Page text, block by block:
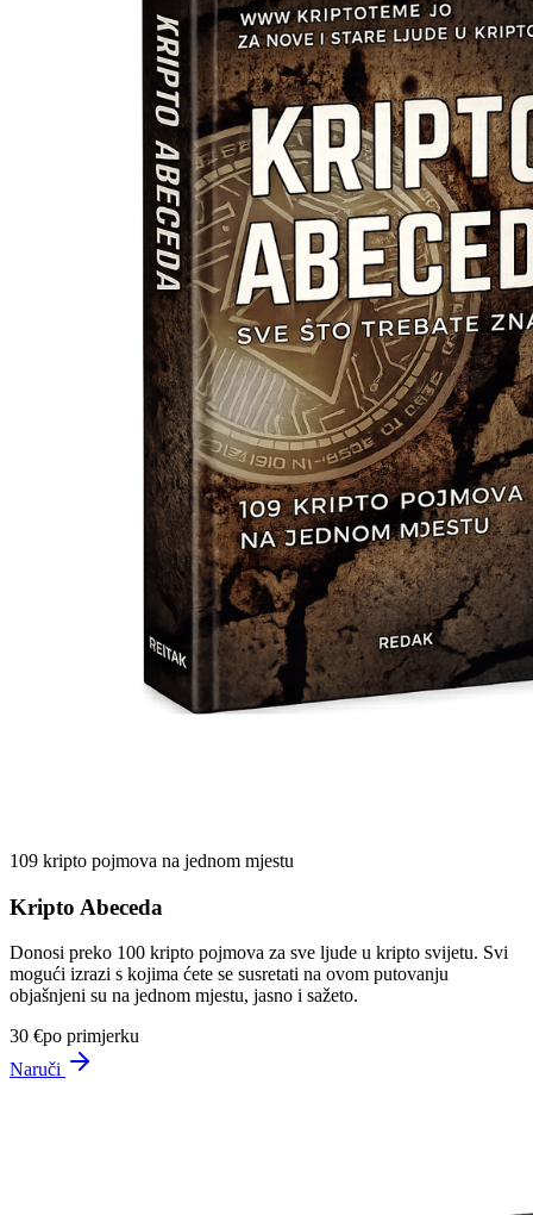
109 kripto pojmova na jednom mjestu
Kripto Abeceda
Donosi preko 100 kripto pojmova za sve ljude u kripto svijetu. Svi
mogući izrazi s kojima ćete se susretati na ovom putovanju
objašnjeni su na jednom mjestu, jasno i sažeto.
30 €po primjerku
Naruči